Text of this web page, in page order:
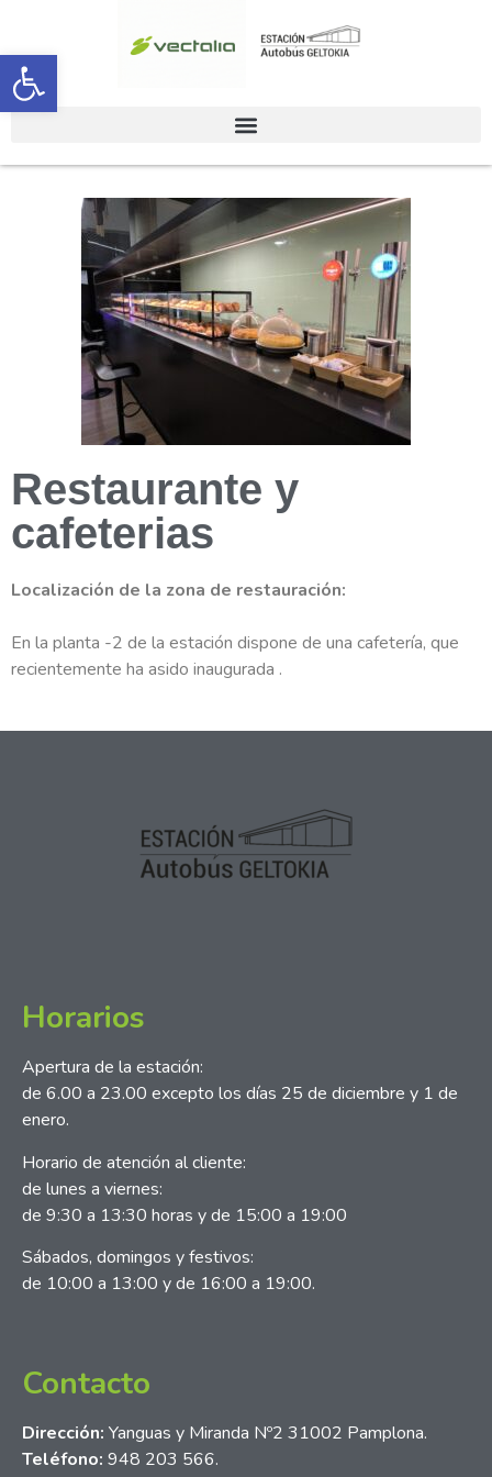
Abrir barra de herramientas
Restaurante y
cafeterias
Localización de la zona de restauración:
En la planta -2 de la estación dispone de una cafetería, que
recientemente ha asido inaugurada .
Horarios
Apertura de la estación:
de 6.00 a 23.00 excepto los días 25 de diciembre y 1 de
enero.
Horario de atención al cliente:
de lunes a viernes:
de 9:30 a 13:30 horas y de 15:00 a 19:00
Sábados, domingos y festivos:
de 10:00 a 13:00 y de 16:00 a 19:00.
Contacto
Dirección: Yanguas y Miranda Nº2 31002 Pamplona.
Teléfono: 948 203 566.